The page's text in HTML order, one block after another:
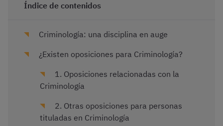
Índice de contenidos
Criminología: una disciplina en auge
¿Existen oposiciones para Criminología?
1. Oposiciones relacionadas con la
Criminología
2. Otras oposiciones para personas
tituladas en Criminología